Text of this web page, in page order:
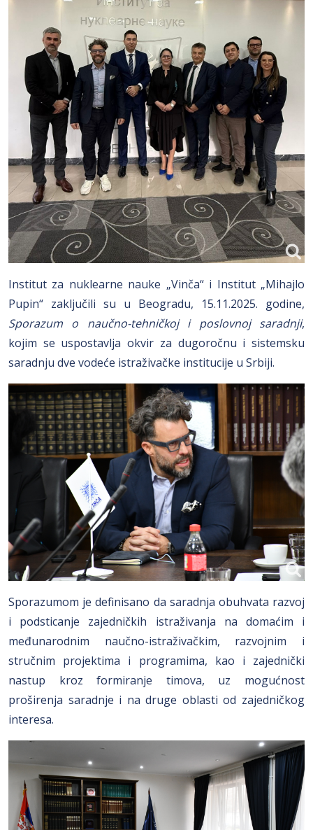
Institut za nuklearne nauke „Vinča“ i Institut „Mihajlo
Pupin“ zaključili su u Beogradu, 15.11.2025. godine,
Sporazum o naučno-tehničkoj i poslovnoj saradnji,
kojim se uspostavlja okvir za dugoročnu i sistemsku
saradnju dve vodeće istraživačke institucije u Srbiji.
Sporazumom je definisano da saradnja obuhvata razvoj
i podsticanje zajedničkih istraživanja na domaćim i
međunarodnim naučno-istraživačkim, razvojnim i
stručnim projektima i programima, kao i zajednički
nastup kroz formiranje timova, uz mogućnost
proširenja saradnje i na druge oblasti od zajedničkog
interesa.